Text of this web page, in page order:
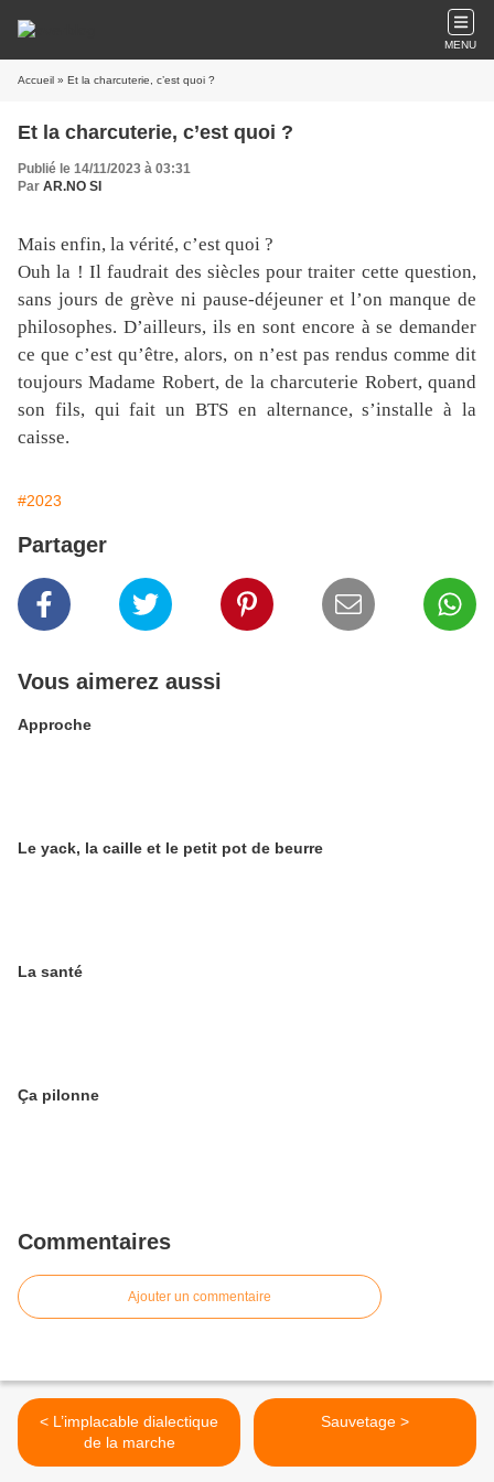
MENU
Accueil » Et la charcuterie, c’est quoi ?
Et la charcuterie, c’est quoi ?
Publié le 14/11/2023 à 03:31
Par AR.NO SI
Mais enfin, la vérité, c’est quoi ?
Ouh la ! Il faudrait des siècles pour traiter cette question,
sans jours de grève ni pause-déjeuner et l’on manque de
philosophes. D’ailleurs, ils en sont encore à se demander
ce que c’est qu’être, alors, on n’est pas rendus comme dit
toujours Madame Robert, de la charcuterie Robert, quand
son fils, qui fait un BTS en alternance, s’installe à la
caisse.
#2023
Partager
Vous aimerez aussi
Approche
Le yack, la caille et le petit pot de beurre
La santé
Ça pilonne
Commentaires
Ajouter un commentaire
< L’implacable dialectique
de la marche
Sauvetage >